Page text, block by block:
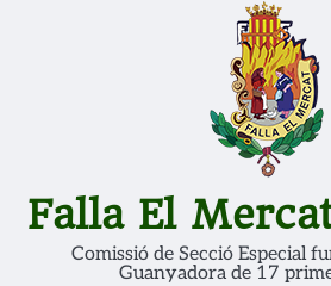
Falla El
Comissió de Secció Especial
Guanyadora de 17